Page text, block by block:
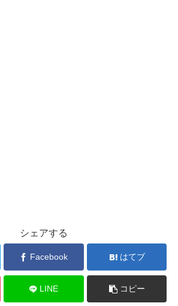
シェアする
Facebook はてブ
LINE コピー